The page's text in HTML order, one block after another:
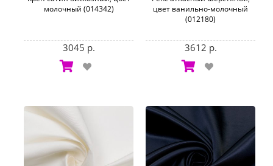
молочный (014342)
3045 р.
цвет ванильно-молочный
(012180)
3612 р.